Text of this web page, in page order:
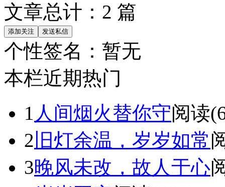
文章总计： 2 篇
个性签名： 暂无
本栏近期热门
1 人间烟火替你守阅读
2 旧灯余温，岁岁如常
3晚风未改，故人于心